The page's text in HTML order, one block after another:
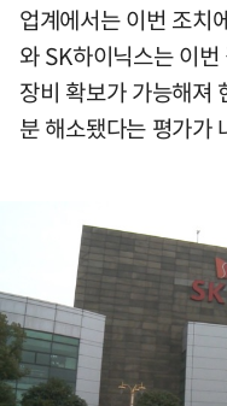
업계에서는 이번 조치
와 SK하이닉스는 이
장비 확보가 가능해져
분 해소됐다는 평가가